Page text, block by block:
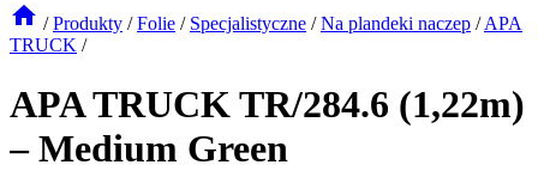
/ Produkty / Folie / Specjalistyczne / Na plandeki naczep / APA
TRUCK /
APA TRUCK TR/284.6 (1,22m)
– Medium Green